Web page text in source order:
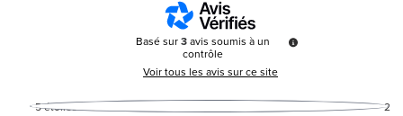
Basé sur3 avis soumis à un
contrôle
Voir tous les avis sur ce site
5étoiles
2